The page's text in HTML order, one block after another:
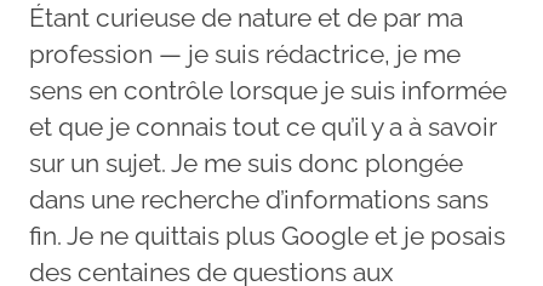
Étant curieuse de nature et de par ma
profession — je suis rédactrice, je me
sens en contrôle lorsque je suis informée
et que je connais tout ce qu’il y a à savoir
sur un sujet. Je me suis donc plongée
dans une recherche d’informations sans
fin. Je ne quittais plus Google et je posais
des centaines de questions aux